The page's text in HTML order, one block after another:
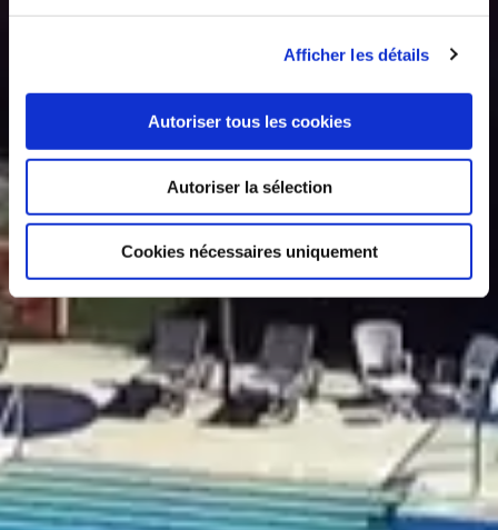
Afficher les détails
Autoriser tous les cookies
Autoriser la sélection
Cookies nécessaires uniquement